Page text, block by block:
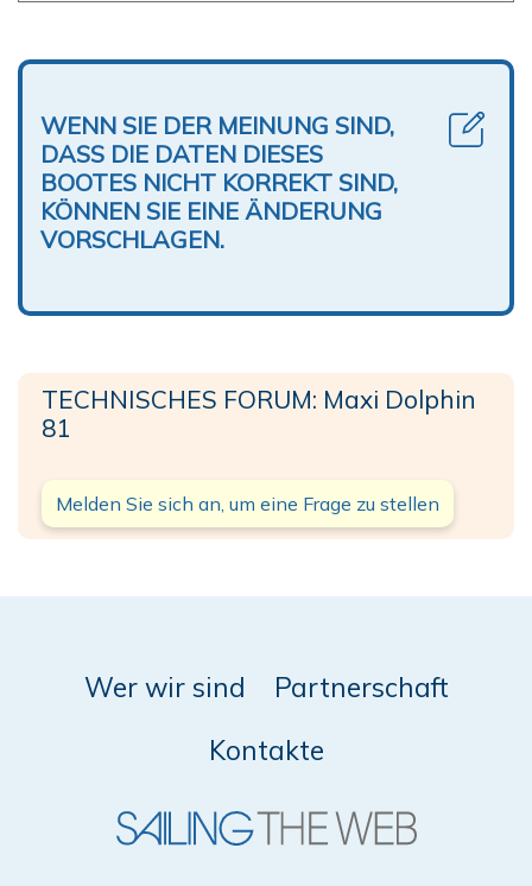
WENN SIE DER MEINUNG SIND,
DASS DIE DATEN DIESES
BOOTES NICHT KORREKT SIND,
KÖNNEN SIE EINE ÄNDERUNG
VORSCHLAGEN.
TECHNISCHES FORUM: Maxi Dolphin
81
Melden Sie sich an, um eine Frage zu stellen
Wer wir sind
Partnerschaft
Kontakte